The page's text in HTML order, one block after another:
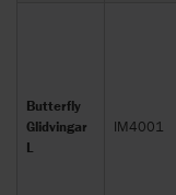
Butterfly
Glidvingar
L
IM4001